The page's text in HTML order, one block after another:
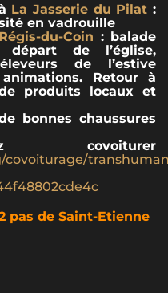
La Jasserie du Pilat:
en vadrouille
du-Coin : balade
de l’église,
de l’estive
Retour à
produits locaux et
bonnes chaussures
covoiturer
pas de Saint-Etienne